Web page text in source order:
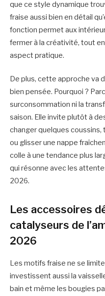
que ce style dynamique
fraise aussi bien en détail
fonction permet aux
fermer à la créativité, tout
aspect pratique.
De plus, cette approche va
bien pensée. Pourquoi ?
surconsommation ni la
saison. Elle invite plutôt à
changer quelques
ou glisser une nappe
colle à une tendance plus
qui résonne avec les
2026.
Les accessoires
catalyseurs de
2026
Les motifs fraise ne se
investissent aussi la
bain et même les bougies